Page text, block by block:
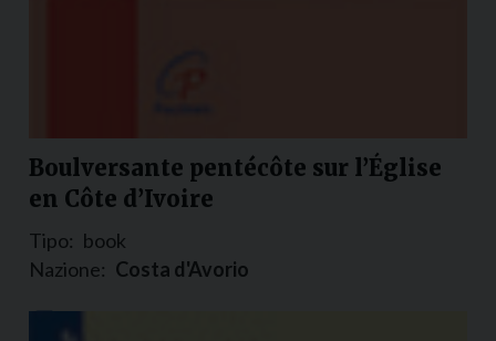
Boulversante pentécôte sur l’Église
en Côte d’Ivoire
Tipo: book
Nazione: Costa d'Avorio